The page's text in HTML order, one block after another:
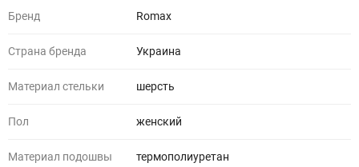
Бренд Romax
Страна бренда Украина
Материал стельки шерсть
Пол женский
Материал подошвы термополиуретан